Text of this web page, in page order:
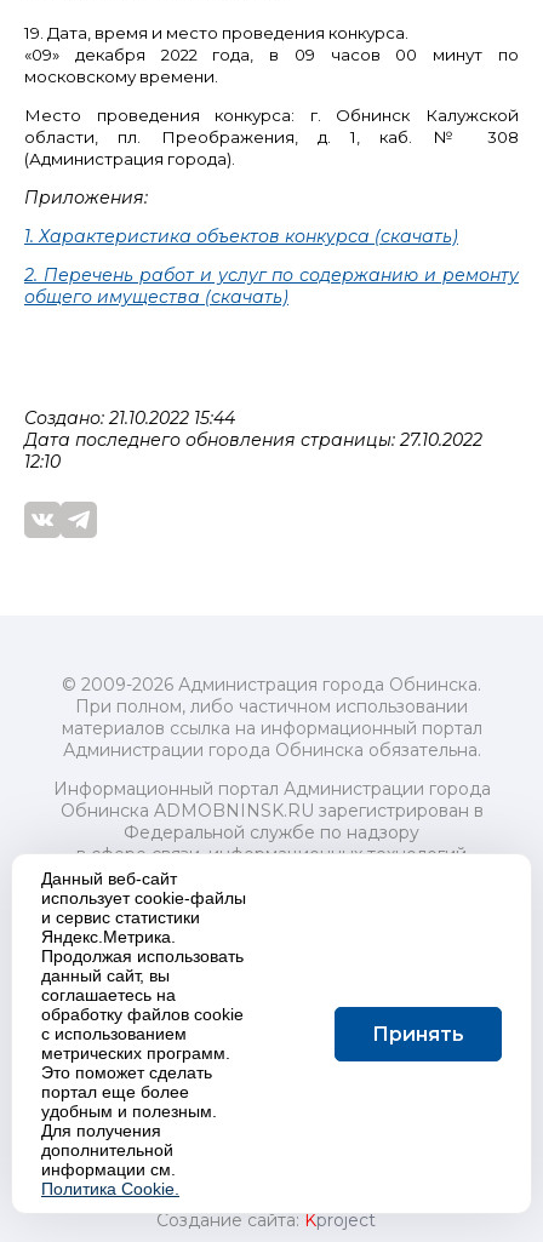
19. Дата, время и место проведения конкурса.
«09» декабря 2022 года, в 09 часов 00 минут по
московскому времени.
Место проведения конкурса: г. Обнинск Калужской
области, пл. Преображения, д. 1, каб. № 308
(Администрация города).
Приложения:
1. Характеристика объектов конкурса (скачать)
2. Перечень работ и услуг по содержанию и ремонту
общего имущества (скачать)
Создано: 21.10.2022 15:44
Дата последнего обновления страницы: 27.10.2022
12:10
© 2009-2026 Администрация города Обнинска.
При полном, либо частичном использовании
материалов ссылка на информационный портал
Администрации города Обнинска обязательна.
Информационный портал Администрации города
Обнинска ADMOBNINSK.RU зарегистрирован в
Федеральной службе по надзору
в сфере связи, информационных технологий
и массовых коммуникаций (Роскомнадзор) 24 июля
2018 года.
Свидетельство о регистрации Эл № ФС77-73321
Учредитель: Администрация (исполнительно-
распорядительный орган) городского округа "Город
Обнинск". Главный редактор: Байкова Е.А.
Адрес электронной почты Редакции:
redactor@admobninsk.ru
Телефон Редакции: +7 (484) 395-85-85
Настоящий ресурс содержит материалы 18+
Политика в отношении обработки персональных
Создание сайта:Kproject
Данный веб-сайт
использует cookie-файлы
и сервис статистики
Яндекс.Метрика.
Продолжая использовать
данный сайт, вы
соглашаетесь на
обработку файлов cookie
с использованием
метрических программ.
Это поможет сделать
портал еще более
удобным и полезным.
Для получения
дополнительной
информации см.
Политика Cookie.
Принять